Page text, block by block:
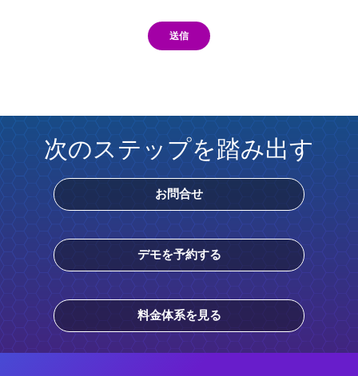
送信
次のステップを踏み出す
お問合せ
デモを予約する
料金体系を見る